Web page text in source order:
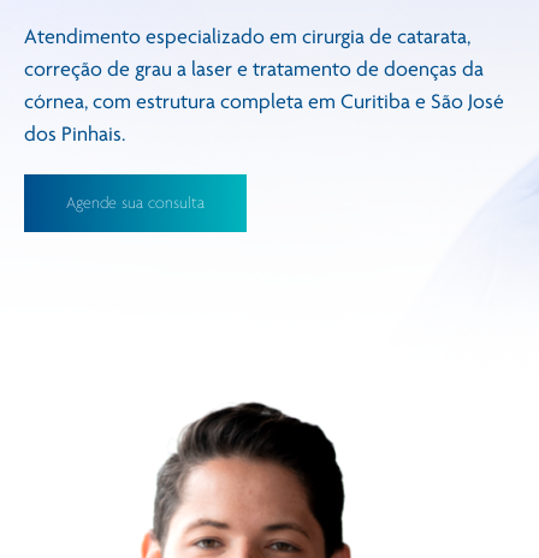
Atendimento especializado em cirurgia de catarata,
correção de grau a laser e tratamento de doenças da
córnea, com estrutura completa em Curitiba e São José
dos Pinhais.
Agende sua consulta